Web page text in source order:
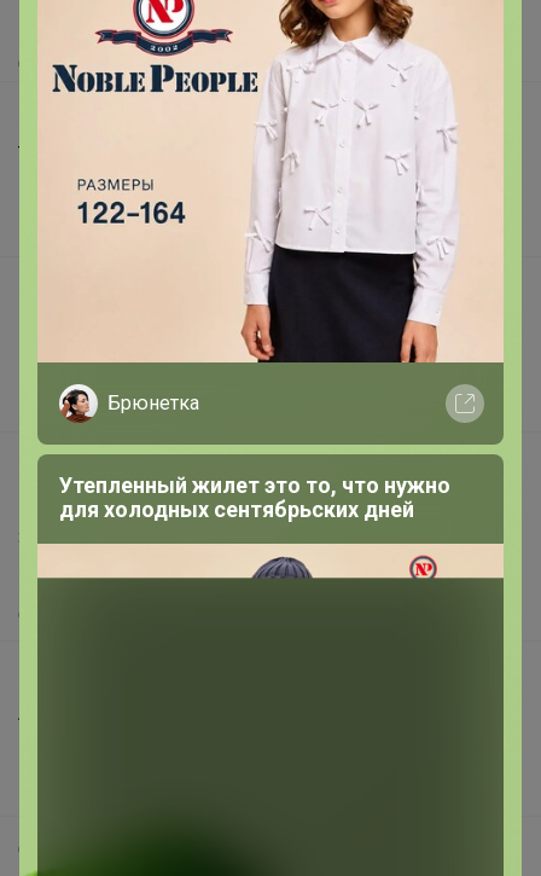
Как получить?
Доставка
Торговые марки
Наша команда
В наличии
Подарочные сертификаты
Поставщикам
Вакансии
support@24-ok.ru
Написать в поддержку
Защита покупателя
Помощь
О нас
Анонсы
Самое выгодное
Брюнетка
Утепленный жилет это то, что нужно
для холодных сентябрьских дней